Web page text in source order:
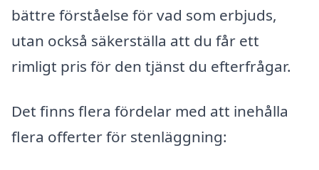
bättre förståelse för vad som erbjuds,
utan också säkerställa att du får ett
rimligt pris för den tjänst du efterfrågar.
Det finns flera fördelar med att inehålla
flera offerter för stenläggning: